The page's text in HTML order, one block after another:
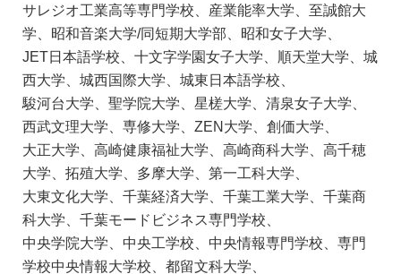
サレジオ工業高等専門学校、産業能率大学、至誠館大
学、昭和音楽大学/同短期大学部、昭和女子大学、
JET日本語学校、十文字学園女子大学、順天堂大学、城
西大学、城西国際大学、城東日本語学校、
駿河台大学、聖学院大学、星槎大学、清泉女子大学、
西武文理大学、専修大学、ZEN大学、創価大学、
大正大学、高崎健康福祉大学、高崎商科大学、高千穂
大学、拓殖大学、多摩大学、第一工科大学、
大東文化大学、千葉経済大学、千葉工業大学、千葉商
科大学、千葉モードビジネス専門学校、
中央学院大学、中央工学校、中央情報専門学校、専門
学校中央情報大学校、都留文科大学、